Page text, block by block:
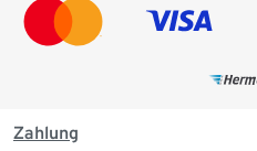
Zahlung